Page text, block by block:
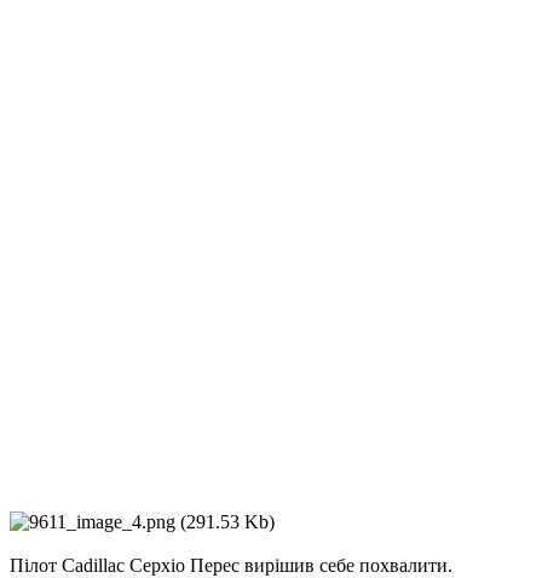
Пілот Cadillac Серхіо Перес вирішив себе похвалити.